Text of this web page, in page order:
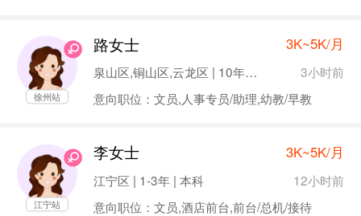
徐州站
路女士 3K~5K/月
泉山区,铜山区,云龙区 | 10年以上 | 大专
3小时前
意向职位：文员,人事专员/助理,幼教/早教
江宁站
李女士 3K~5K/月
江宁区 | 1-3年 | 本科
12小时前
意向职位：文员,酒店前台,前台/总机/接待